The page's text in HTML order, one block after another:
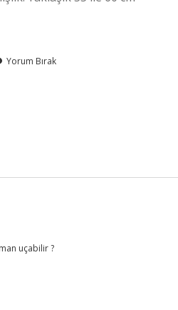
Yorum Bırak
uçabilir ?